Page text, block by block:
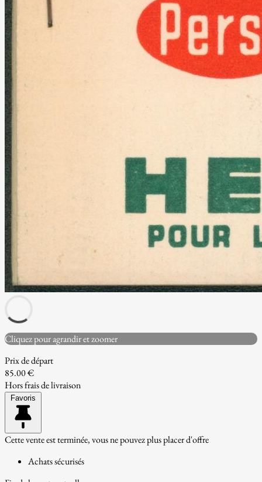
Cliquez pour agrandir et zoomer
Prix de départ
85.00 €
Hors frais de livraison
Favoris
Cette vente est terminée, vous ne pouvez plus placer d'offre
Achats sécurisés